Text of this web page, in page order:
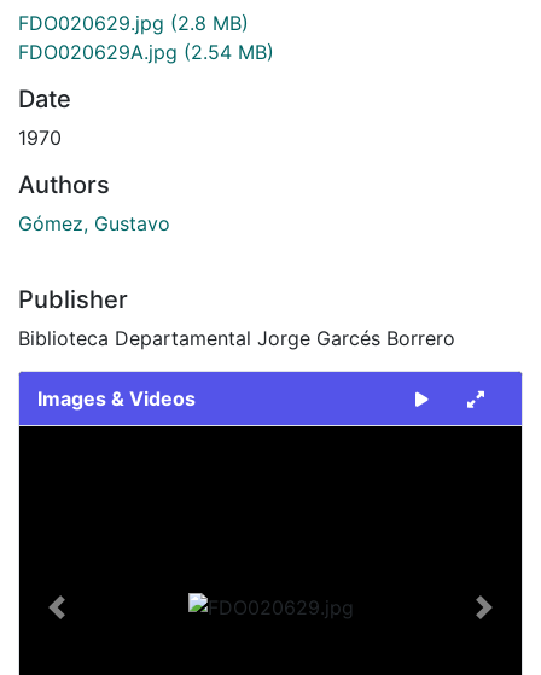
FDO020629.jpg (2.8 MB)
FDO020629A.jpg (2.54 MB)
Date
1970
Authors
Gómez, Gustavo
Publisher
Biblioteca Departamental Jorge Garcés Borrero
Images & Videos
Previous Next